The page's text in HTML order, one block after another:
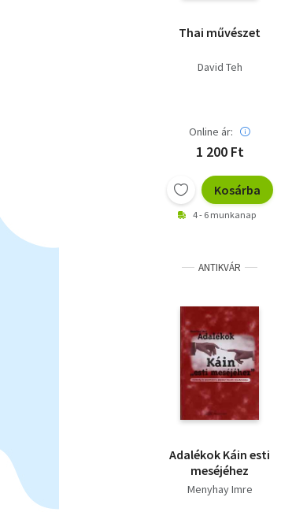
Thai művészet
David Teh
Online ár:
1 200 Ft
Kosárba
4 - 6 munkanap
ANTIKVÁR
Adalékok Káin esti
meséjéhez
Menyhay Imre